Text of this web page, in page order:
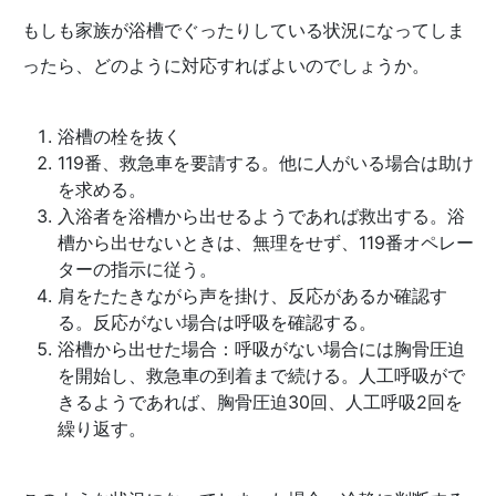
もしも家族が浴槽でぐったりしている状況になってしま
ったら、どのように対応すればよいのでしょうか。
浴槽の栓を抜く
119番、救急車を要請する。他に人がいる場合は助け
を求める。
入浴者を浴槽から出せるようであれば救出する。浴
槽から出せないときは、無理をせず、119番オペレー
ターの指示に従う。
肩をたたきながら声を掛け、反応があるか確認す
る。反応がない場合は呼吸を確認する。
浴槽から出せた場合：呼吸がない場合には胸骨圧迫
を開始し、救急車の到着まで続ける。人工呼吸がで
きるようであれば、胸骨圧迫30回、人工呼吸2回を
繰り返す。